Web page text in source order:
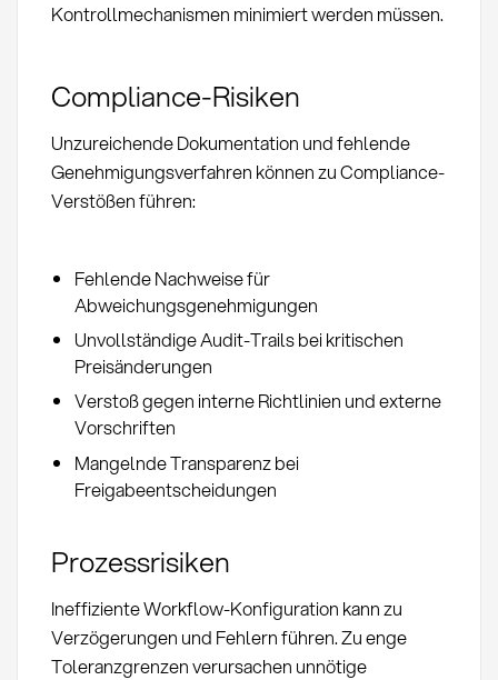
Kontrollmechanismen minimiert werden müssen.
Compliance-Risiken
Unzureichende Dokumentation und fehlende
Genehmigungsverfahren können zu Compliance-
Verstößen führen:
Fehlende Nachweise für
Abweichungsgenehmigungen
Unvollständige Audit-Trails bei kritischen
Preisänderungen
Verstoß gegen interne Richtlinien und externe
Vorschriften
Mangelnde Transparenz bei
Freigabeentscheidungen
Prozessrisiken
Ineffiziente Workflow-Konfiguration kann zu
Verzögerungen und Fehlern führen. Zu enge
Toleranzgrenzen verursachen unnötige